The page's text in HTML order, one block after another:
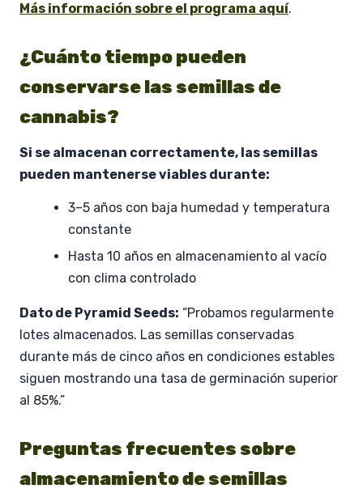
Más información sobre el programa aquí.
¿Cuánto tiempo pueden
conservarse las semillas de
cannabis?
Si se almacenan correctamente, las semillas
pueden mantenerse viables durante:
3–5 años con baja humedad y temperatura
constante
Hasta 10 años en almacenamiento al vacío
con clima controlado
Dato de Pyramid Seeds: “Probamos regularmente
lotes almacenados. Las semillas conservadas
durante más de cinco años en condiciones estables
siguen mostrando una tasa de germinación superior
al 85%.”
Preguntas frecuentes sobre
almacenamiento de semillas